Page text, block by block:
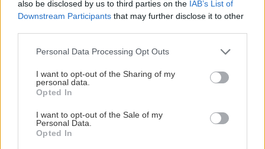
also be disclosed by us to third parties on the IAB’s List of
Downstream Participants that may further disclose it to other
Please note that this website/app uses one or more Google
not limited to your visit or usage behaviour. You may click to
grant or deny consent to Google and its third-party tags to
use your data for below specified purposes in below Google
consent section.
Personal Data Processing Opt Outs
I want to opt-out of the Sharing of my
personal data.
Opted In
I want to opt-out of the Sale of my
Personal Data.
Opted In
CHALUPA